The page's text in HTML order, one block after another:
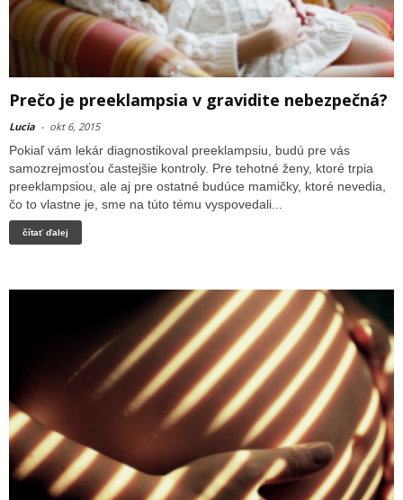
Prečo je preeklampsia v gravidite nebezpečná?
Lucia - okt 6, 2015
Pokiaľ vám lekár diagnostikoval preeklampsiu, budú pre vás
samozrejmosťou častejšie kontroly. Pre tehotné ženy, ktoré trpia
preeklampsiou, ale aj pre ostatné budúce mamičky, ktoré nevedia,
čo to vlastne je, sme na túto tému vyspovedali...
čítať ďalej